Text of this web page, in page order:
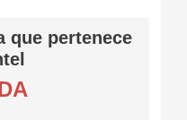
que pertenece